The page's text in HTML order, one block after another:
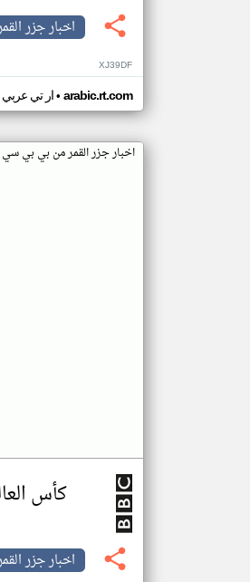
اخبار جزر
XJ39DF
ار تي عربي• arabic.rt.com
اخبار جزر القمر من بي بي
كأس العالم
اخبار جزر